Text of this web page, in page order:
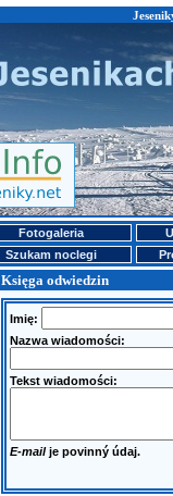
Fotogaleria
Szukam noclegi
Księga odwiedzin
Imię:
Nazwa wiadomości:
Tekst wiadomości:
E-mailje povinný údaj.